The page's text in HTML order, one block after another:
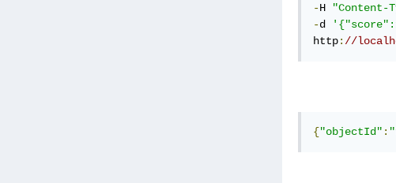
-H "Content-
-d
http: //
{"objectId" :